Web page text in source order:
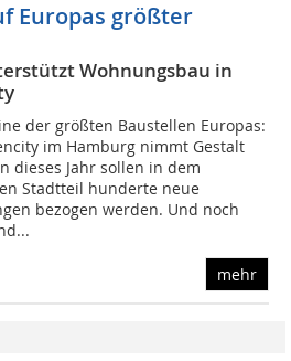
Europas größter
Wohnungsbau in
der größten Baustellen Europas:
im Hamburg nimmt Gestalt
dieses Jahr sollen in dem
Stadtteil hunderte neue
bezogen werden. Und noch
mehr